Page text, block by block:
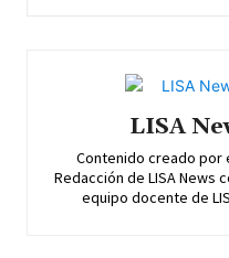
LISA
Contenido creado por
Redacción de LISA News
equipo docente de